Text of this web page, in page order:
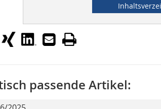
passende Artikel: